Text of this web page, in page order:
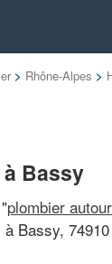
> Rhône-Alpes >
Bassy
plombier
Bassy,